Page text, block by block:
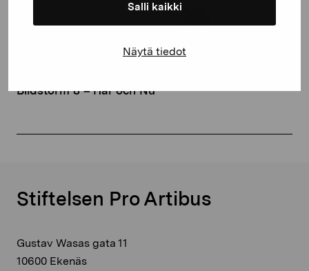
Salli kaikki
Näytä tiedot
Bildstorm 8 – Här och Nu
Stiftelsen Pro Artibus
Gustav Wasas gata 11
10600 Ekenäs